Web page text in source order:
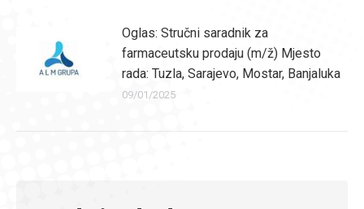
Oglas: Stručni saradnik za
farmaceutsku prodaju (m/ž) Mjesto
rada: Tuzla, Sarajevo, Mostar, Banjaluka
09/01/2025